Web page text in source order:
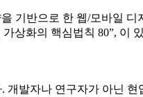
기반으로 한 웹/모바일 디
상화의 핵심법칙 80”, 이
발자나 연구자가 아닌